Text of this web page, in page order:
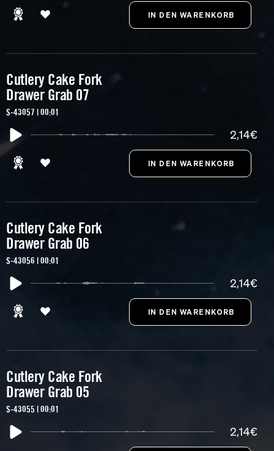
Cutlery Cake Fork
Drawer Grab 07
S-43057 | 00:01
2,14€
Cutlery Cake Fork
Drawer Grab 06
S-43056 | 00:01
2,14€
Cutlery Cake Fork
Drawer Grab 05
S-43055 | 00:01
2,14€